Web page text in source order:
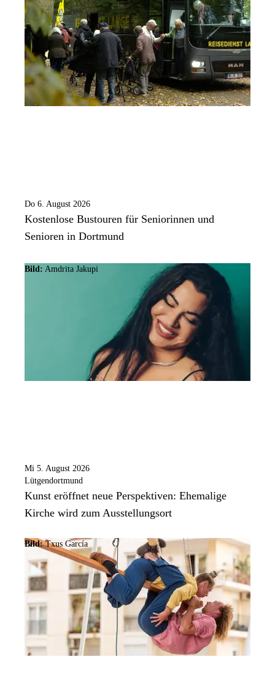
Do 6. August 2026
Kostenlose Bustouren für Seniorinnen und
Senioren in Dortmund
Bild: Amdrita Jakupi
Mi 5. August 2026
Lütgendortmund
Kunst eröffnet neue Perspektiven: Ehemalige
Kirche wird zum Ausstellungsort
Bild: Txus García